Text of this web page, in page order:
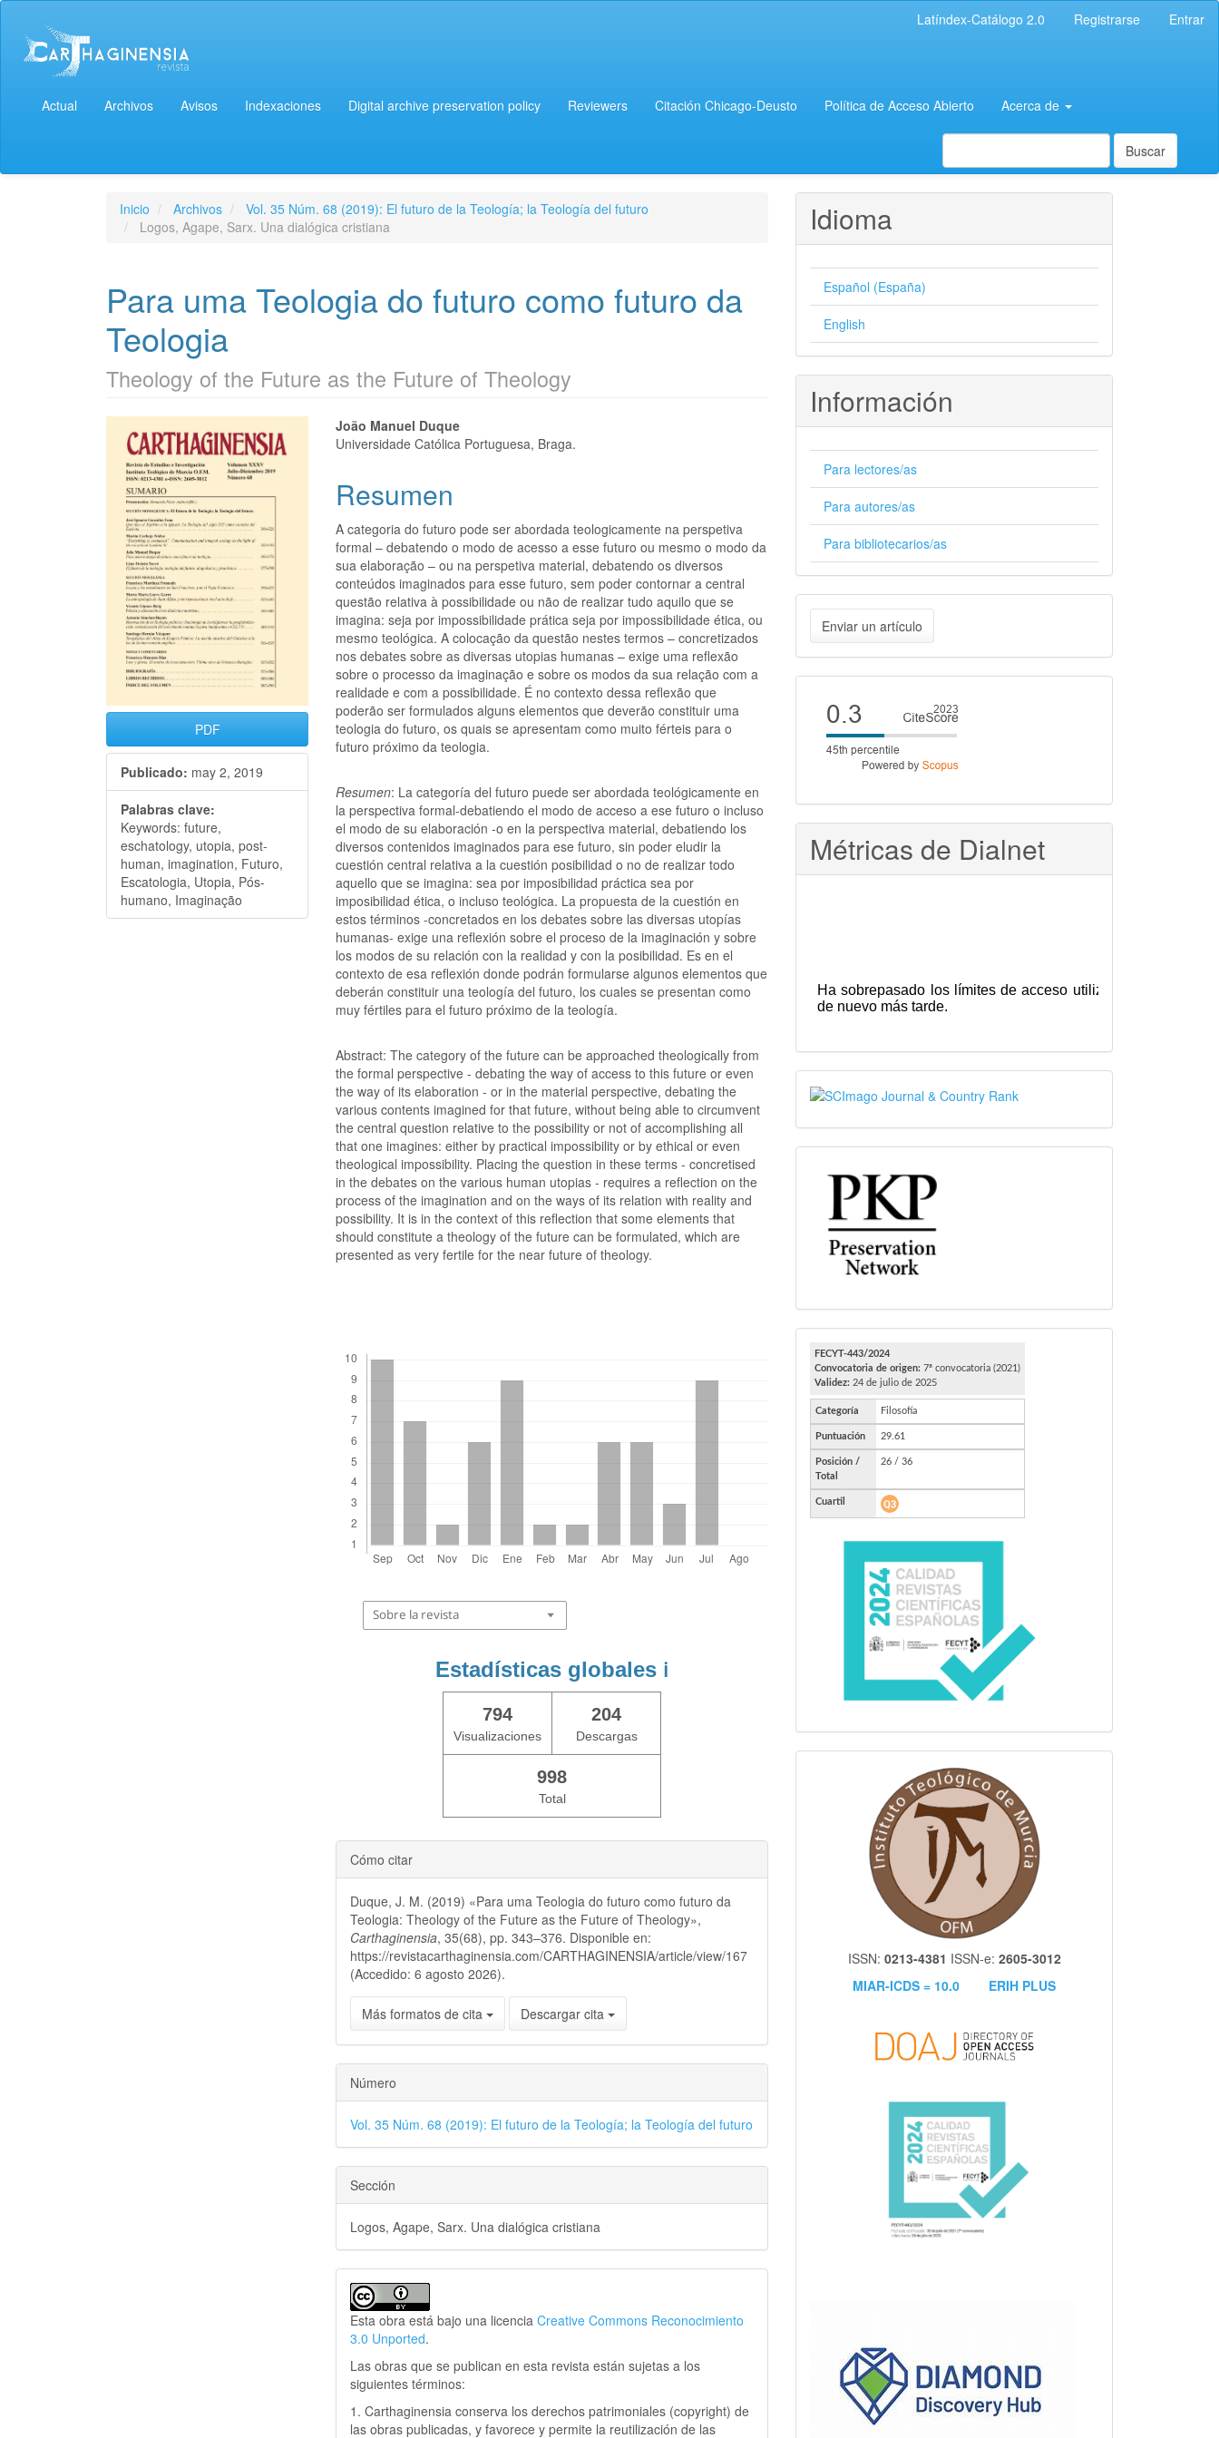
Latíndex-Catálogo 2.0 Registrarse Entrar
Actual Archivos Avisos Indexaciones Digital archive preservation policy Reviewers Citación Chicago-Deusto Política de Acceso Abierto Acerca de
Buscar
Inicio Archivos
Vol. 35 Núm. 68 (2019): El futuro de la Teología; la Teología del futuro
Logos, Agape, Sarx. Una dialógica cristiana
Para uma Teologia do futuro como futuro da
Teologia
Theology of the Future as the Future of Theology
PDF
Publicado: may 2, 2019
Palabras clave:
Keywords: future,
eschatology, utopia, post-
human, imagination, Futuro,
Escatologia, Utopia, Pós-
humano, Imaginação
João Manuel Duque
Universidade Católica Portuguesa, Braga.
Resumen
A categoria do futuro pode ser abordada teologicamente na perspetiva
formal – debatendo o modo de acesso a esse futuro ou mesmo o modo da
sua elaboração – ou na perspetiva material, debatendo os diversos
conteúdos imaginados para esse futuro, sem poder contornar a central
questão relativa à possibilidade ou não de realizar tudo aquilo que se
imagina: seja por impossibilidade prática seja por impossibilidade ética, ou
mesmo teológica. A colocação da questão nestes termos – concretizados
nos debates sobre as diversas utopias humanas – exige uma reflexão
sobre o processo da imaginação e sobre os modos da sua relação com a
realidade e com a possibilidade. É no contexto dessa reflexão que
poderão ser formulados alguns elementos que deverão constituir uma
teologia do futuro, os quais se apresentam como muito férteis para o
futuro próximo da teologia.
Resumen: La categoría del futuro puede ser abordada teológicamente en
la perspectiva formal-debatiendo el modo de acceso a ese futuro o incluso
el modo de su elaboración -o en la perspectiva material, debatiendo los
diversos contenidos imaginados para ese futuro, sin poder eludir la
cuestión central relativa a la cuestión posibilidad o no de realizar todo
aquello que se imagina: sea por imposibilidad práctica sea por
imposibilidad ética, o incluso teológica. La propuesta de la cuestión en
estos términos -concretados en los debates sobre las diversas utopías
humanas- exige una reflexión sobre el proceso de la imaginación y sobre
los modos de su relación con la realidad y con la posibilidad. Es en el
contexto de esa reflexión donde podrán formularse algunos elementos que
deberán constituir una teología del futuro, los cuales se presentan como
muy fértiles para el futuro próximo de la teología.
Abstract: The category of the future can be approached theologically from
the formal perspective - debating the way of access to this future or even
the way of its elaboration - or in the material perspective, debating the
various contents imagined for that future, without being able to circumvent
the central question relative to the possibility or not of accomplishing all
that one imagines: either by practical impossibility or by ethical or even
theological impossibility. Placing the question in these terms - concretised
in the debates on the various human utopias - requires a reflection on the
process of the imagination and on the ways of its relation with reality and
possibility. It is in the context of this reflection that some elements that
should constitute a theology of the future can be formulated, which are
presented as very fertile for the near future of theology.
Sobre la revista
Estadísticas globales ℹ️
794
Visualizaciones
204
Descargas
998
Total
Cómo citar
Duque, J. M. (2019) «Para uma Teologia do futuro como futuro da
Teologia: Theology of the Future as the Future of Theology»,
Carthaginensia, 35(68), pp. 343–376. Disponible en:
https://revistacarthaginensia.com/CARTHAGINENSIA/article/view/167
(Accedido: 6 agosto 2026).
Más formatos de cita Descargar cita
Número
Vol. 35 Núm. 68 (2019): El futuro de la Teología; la Teología del futuro
Sección
Logos, Agape, Sarx. Una dialógica cristiana
Esta obra está bajo una licenciaCreative Commons Reconocimiento
3.0 Unported.
Las obras que se publican en esta revista están sujetas a los
siguientes términos:
1. Carthaginensia conserva los derechos patrimoniales (copyright) de
las obras publicadas, y favorece y permite la reutilización de las
Idioma
Español (España)
English
Información
Para lectores/as
Para autores/as
Para bibliotecarios/as
Enviar
un
artículo
Enviar un artículo
Cite
score
Métricas de Dialnet
SJR
PKP
FECYT
ISSN: 0213-4381 ISSN-e: 2605-3012
MIAR-ICDS = 10.0
ERIH PLUS